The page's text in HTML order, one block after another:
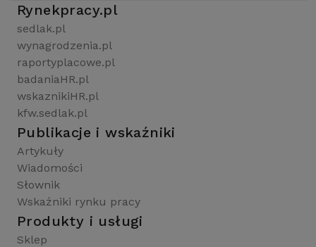
Rynekpracy.pl
sedlak.pl
wynagrodzenia.pl
raportyplacowe.pl
badaniaHR.pl
wskaznikiHR.pl
kfw.sedlak.pl
Publikacje i wskaźniki
Artykuły
Wiadomości
Słownik
Wskaźniki rynku pracy
Produkty i usługi
Sklep